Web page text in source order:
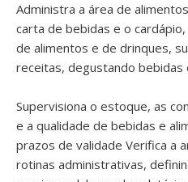
Administra a área de
carta de bebidas e o
de alimentos e de drinques,
receitas, degustando bebidas
Supervisiona o estoque, as
e a qualidade de bebidas e
prazos de validade Verifica a
rotinas administrativas,